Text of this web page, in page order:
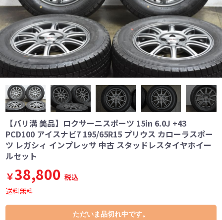
【バリ溝 美品】ロクサーニスポーツ 15in 6.0J +43
PCD100 アイスナビ7 195/65R15 プリウス カローラスポー
ツ レガシィ インプレッサ 中古 スタッドレスタイヤホイー
ルセット
￥38,800 税込
送料無料
ただいま品切れ中です。